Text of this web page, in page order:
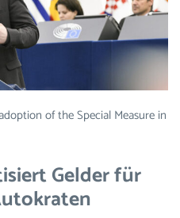
of the Special Measure in
Gelder für